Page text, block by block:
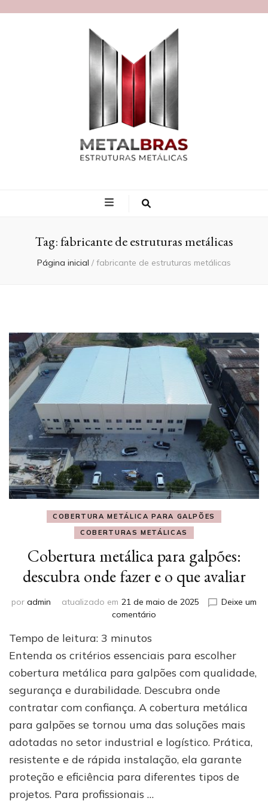
Tag:fabricante de estruturas metálicas
Página inicial / fabricante de estruturas metálicas
COBERTURA METÁLICA PARA GALPÕES
COBERTURAS METÁLICAS
Cobertura metálica para galpões:
descubra onde fazer e o que avaliar
por admin atualizado em 21 de maio de 2025
Deixe um
comentário
para
galpões:
descubra
onde
fazer
e
o
que
avaliar
Tempo de leitura: 3 minutos
Entenda os critérios essenciais para escolher
cobertura metálica para galpões com qualidade,
segurança e durabilidade. Descubra onde
contratar com confiança. A cobertura metálica
para galpões se tornou uma das soluções mais
adotadas no setor industrial e logístico. Prática,
resistente e de rápida instalação, ela garante
proteção e eficiência para diferentes tipos de
projetos. Para profissionais …